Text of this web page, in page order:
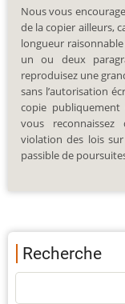
Nous vous
de la copier ailleurs,
longueur raisonnable
un ou deux
reproduisez une
sans l’autorisation
copie
vous
violation des lois sur
passible de
Recherche